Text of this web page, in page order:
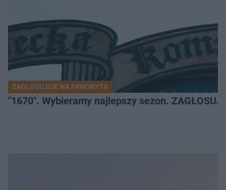
ZAGŁOSUJCIE NA FAWORYTA
"1670". Wybieramy najlepszy sezon. ZAGŁOSUJ